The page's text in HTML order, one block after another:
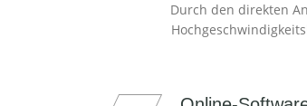
Durch den direkten